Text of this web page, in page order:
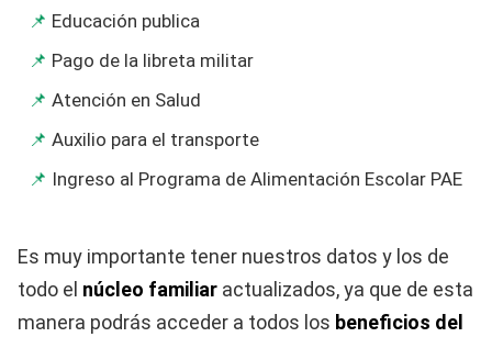
Educación publica
Pago de la libreta militar
Atención en Salud
Auxilio para el transporte
Ingreso al Programa de Alimentación Escolar PAE
Es muy importante tener nuestros datos y los de
todo el núcleo familiar actualizados, ya que de esta
manera podrás acceder a todos los beneficios del